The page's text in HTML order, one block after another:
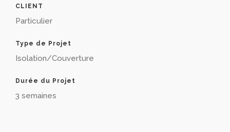
CLIENT
Particulier
Type de Projet
Isolation/Couverture
Durée du Projet
3 semaines